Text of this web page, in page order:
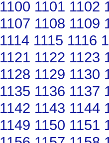
1100 1101 1102
1107 1108 1109
1114 1115 1116
1121 1122 1123
1128 1129 1130
1135 1136 1137
1142 1143 1144
1149 1150 1151